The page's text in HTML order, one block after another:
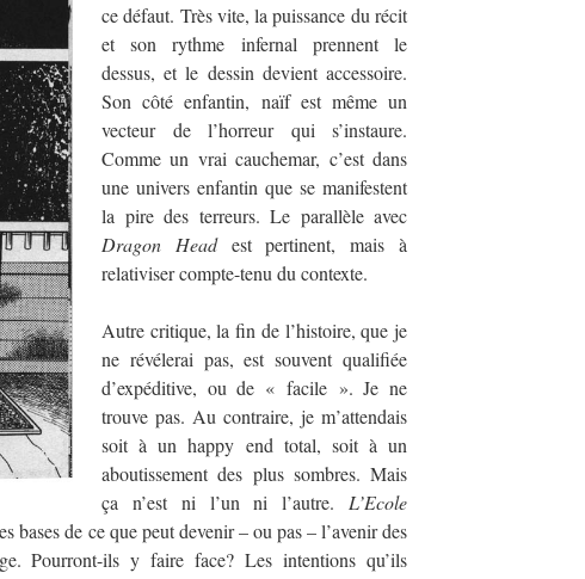
ce défaut. Très vite, la puissance du récit
et son rythme infernal prennent le
dessus, et le dessin devient accessoire.
Son côté enfantin, naïf est même un
vecteur de l’horreur qui s’instaure.
Comme un vrai cauchemar, c’est dans
une univers enfantin que se manifestent
la pire des terreurs. Le parallèle avec
Dragon Headest pertinent, mais à
relativiser compte-tenu du contexte.
Autre critique, la fin de l’histoire, que je
ne révélerai pas, est souvent qualifiée
d’expéditive, ou de « facile ». Je ne
trouve pas. Au contraire, je m’attendais
soit à un happy end total, soit à un
aboutissement des plus sombres. Mais
ça n’est ni l’un ni l’autre. L’Ecole
bases de ce que peut devenir – ou pas – l’avenir des
Pourront-ils y faire face? Les intentions qu’ils